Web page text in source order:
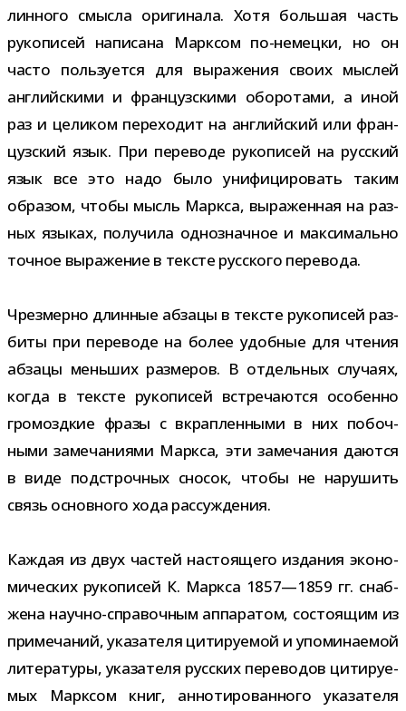
лин­ного смысла ори­ги­нала. Хотя боль­шая часть
руко­пи­сей напи­сана Марксом по-​немецки, но он
часто поль­зу­ется для выра­же­ния своих мыс­лей
англий­скими и фран­цуз­скими обо­ро­тами, а иной
раз и цели­ком пере­хо­дит на англий­ский или фран­
цуз­ский язык. При пере­воде руко­пи­сей на рус­ский
язык все это надо было уни­фи­ци­ро­вать таким
обра­зом, чтобы мысль Маркса, выра­жен­ная на раз­
ных язы­ках, полу­чила одно­знач­ное и мак­си­мально
точ­ное выра­же­ние в тек­сте рус­ского перевода.
Чрезмерно длин­ные абзацы в тек­сте руко­пи­сей раз­
биты при пере­воде на более удоб­ные для чте­ния
абзацы мень­ших раз­ме­ров. В отдель­ных слу­чаях,
когда в тек­сте руко­пи­сей встре­ча­ются осо­бенно
гро­мозд­кие фразы с вкрап­лен­ными в них побоч­
ными заме­ча­ни­ями Маркса, эти заме­ча­ния даются
в виде под­строч­ных сно­сок, чтобы не нару­шить
связь основ­ного хода рассуждения.
Каждая из двух частей насто­я­щего изда­ния эко­но­
ми­че­ских руко­пи­сей К. Маркса 1857—1859 гг. снаб­
жена научно-​справочным аппа­ра­том, состо­я­щим из
при­ме­ча­ний, ука­за­теля цити­ру­е­мой и упо­ми­на­е­мой
лите­ра­туры, ука­за­теля рус­ских пере­во­дов цити­ру­е­
мых Марксом книг, анно­ти­ро­ван­ного ука­за­теля